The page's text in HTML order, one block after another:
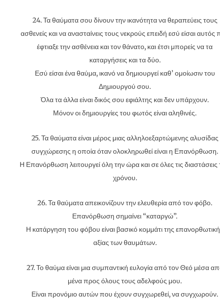
24. Τα θαύματα σου δίνουν την ικανότητα να θεραπεύεις τους
ασθενείς και να ανασταίνεις τους νεκρούς επειδή εσύ είσαι αυτός
έφτιαξε την ασθένεια και τον θάνατο, και έτσι μπορείς να τα
καταργήσεις και τα δύο.
Εσύ είσαι ένα θαύμα, ικανό να δημιουργεί καθ’ ομοίωσιν του
Δημιουργού σου.
Όλα τα άλλα είναι δικός σου εφιάλτης και δεν υπάρχουν.
Μόνον οι δημιουργίες του φωτός είναι αληθινές.
25. Τα θαύματα είναι μέρος μιας αλληλοεξαρτώμενης αλυσίδας
συγχώρεσης η οποία όταν ολοκληρωθεί είναι η Επανόρθωση.
Η Επανόρθωση λειτουργεί όλη την ώρα και σε όλες τις διαστάσεις
χρόνου.
26. Τα θαύματα απεικονίζουν την ελευθερία από τον φόβο.
Επανόρθωση σημαίνει “καταργώ”.
Η κατάργηση του φόβου είναι βασικό κομμάτι της
αξίας των θαυμάτων.
27. Το θαύμα είναι μια συμπαντική ευλογία από τον Θεό μέσα
μένα προς όλους τους αδελφούς μου.
Είναι προνόμιο αυτών που έχουν συγχωρεθεί, να συγχωρούν.